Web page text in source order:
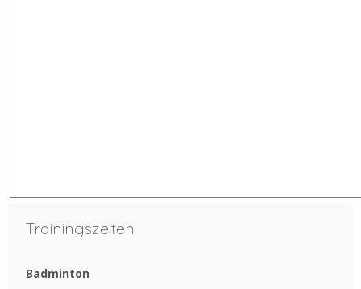
Trainingszeiten
Badminton